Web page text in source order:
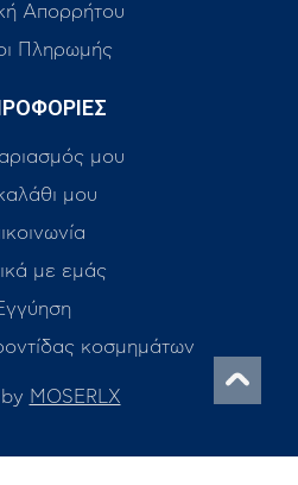
Απορρήτου
Πληρωμής
μου
μου
με εμάς
κοσμημάτων
MOSERLX